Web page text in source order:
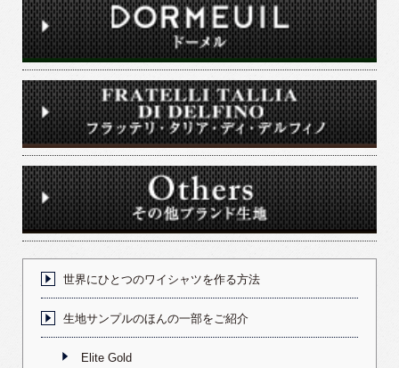
世界にひとつのワイシャツを作る方法
生地サンプルのほんの一部をご紹介
Elite Gold